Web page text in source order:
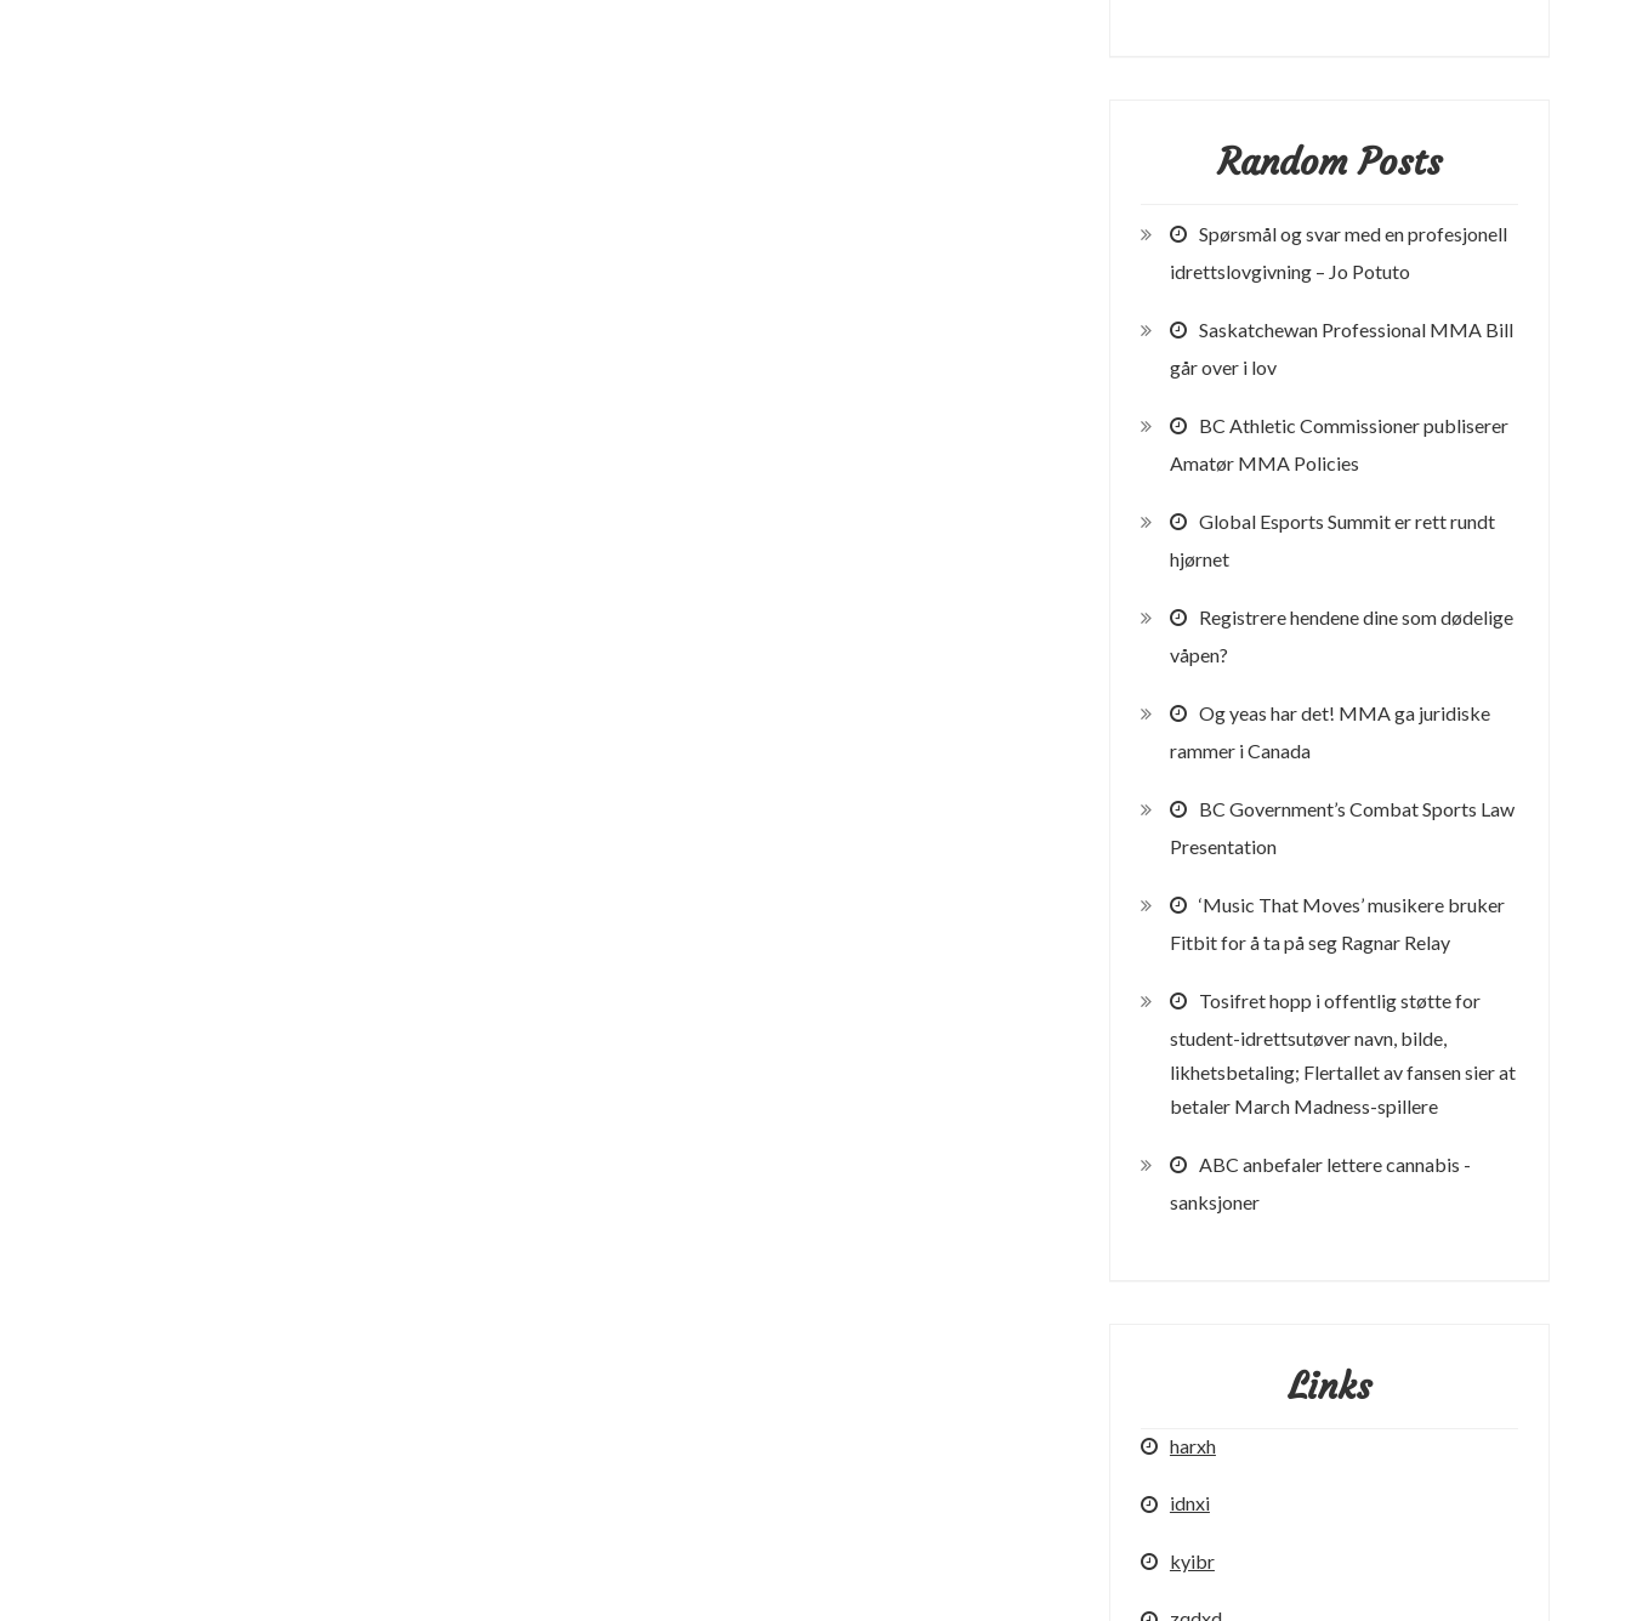
Random Posts
Spørsmål og svar med en profesjonell
idrettslovgivning – Jo Potuto
Saskatchewan Professional MMA Bill
går over i lov
BC Athletic Commissioner publiserer
Amatør MMA Policies
Global Esports Summit er rett rundt
hjørnet
Registrere hendene dine som dødelige
våpen?
Og yeas har det! MMA ga juridiske
rammer i Canada
BC Government’s Combat Sports Law
Presentation
‘Music That Moves’ musikere bruker
Fitbit for å ta på seg Ragnar Relay
Tosifret hopp i offentlig støtte for
student-idrettsutøver navn, bilde,
likhetsbetaling; Flertallet av fansen sier at
betaler March Madness-spillere
ABC anbefaler lettere cannabis -
sanksjoner
Links
harxh
idnxi
kyibr